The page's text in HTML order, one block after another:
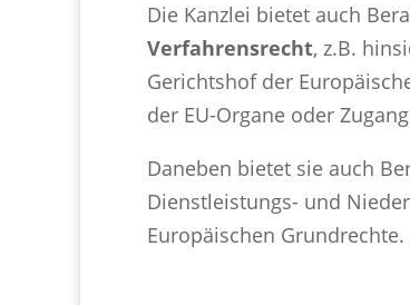
Die Kanzlei bietet auch
Verfahrensrecht, z.B.
Gerichtshof der
der EU-Organe oder
Daneben bietet sie auch
Dienstleistungs- und
Europäischen Grundrechte.